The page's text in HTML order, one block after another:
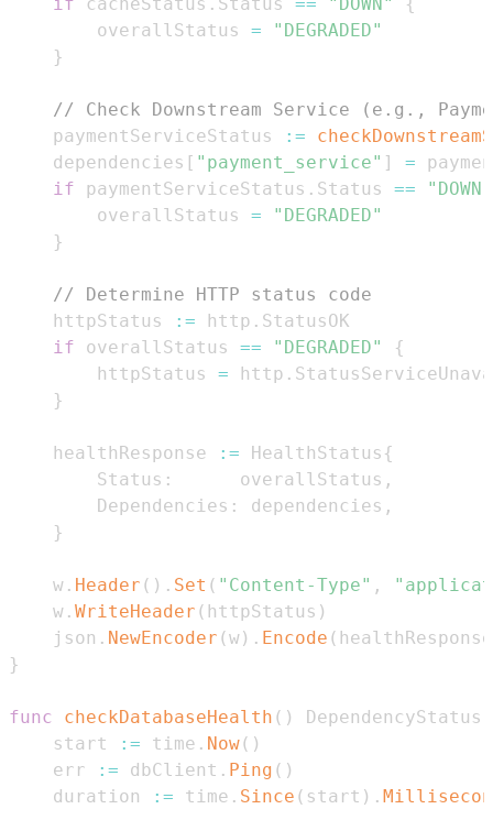
		overallStatus
=
"DEGRADED"
}
// Check Downstream Service (e.g.,
	paymentServiceStatus
:=
	dependencies
[ "payment_service" ]
=
if paymentServiceStatus . Status ==
"DOWN"
		overallStatus
=
"DEGRADED"
}
// Determine HTTP status code
	httpStatus
:= http .
if overallStatus == "DEGRADED"
{
		httpStatus
= http .
}
	healthResponse
:= HealthStatus {
		Status
:
      overallStatus
,
		Dependencies
: dependencies ,
}
	w
. Header ( ) . Set ( "Content-Type" ,
	w
. WriteHeader ( httpStatus )
	json
. NewEncoder (w) . Encode ( healthResponse
}
func checkDatabaseHealth ( )
DependencyStatus
	start
:= time . Now( )
	err
:= dbClient . Ping ( )
	duration
:= time . Since ( start ) .